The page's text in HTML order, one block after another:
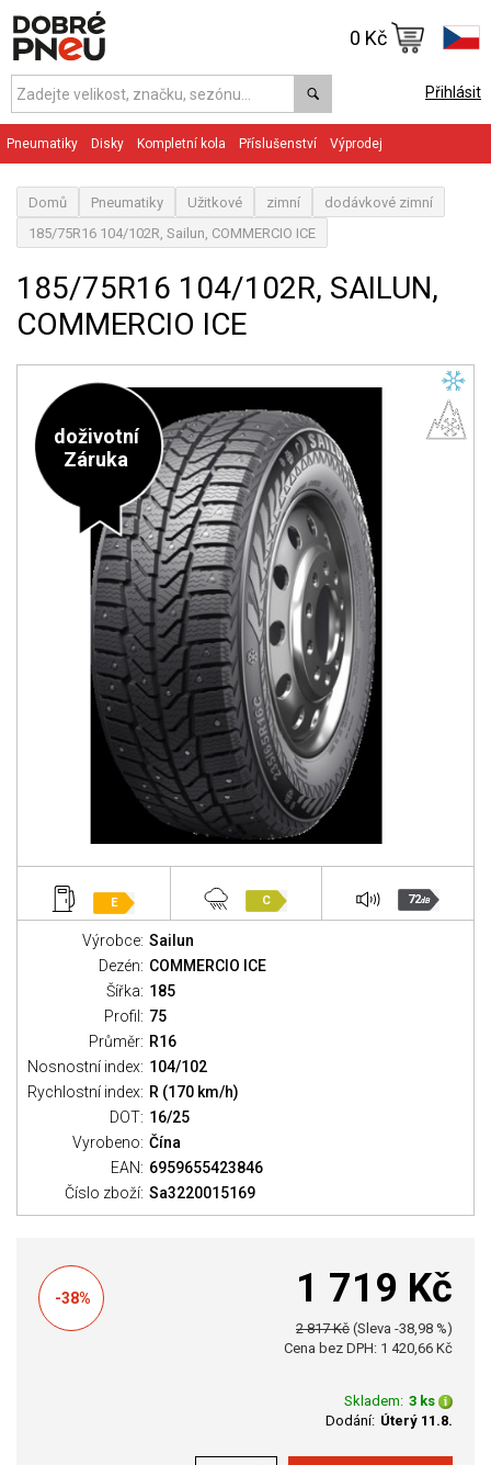
Přihlásit
0 Kč
Pneumatiky Disky Kompletní kola Příslušenství Výprodej
Domů Pneumatiky Užitkové zimní
dodávkové zimní
185/75R16 104/102R, Sailun, COMMERCIO ICE
185/75R16 104/102R, SAILUN,
COMMERCIO ICE
doživotní
Záruka
E C 72dB
Výrobce: Sailun
Dezén: COMMERCIO ICE
Šířka: 185
Profil: 75
Průměr: R16
Nosnostní index: 104/102
Rychlostní index: R (170 km/h)
DOT: 16/25
Vyrobeno: Čína
EAN: 6959655423846
Číslo zboží: Sa3220015169
-38% 1 719 Kč
2 817 Kč (Sleva -38,98 %)
Cena bez DPH: 1 420,66 Kč
Skladem: 3 ks
Dodání: Úterý 11.8.